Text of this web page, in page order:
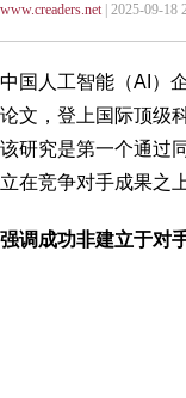
www.creaders.net| 2025-09-18
中国人工智能（AI）
论文，登上国际顶级
该研究是第一个通过
立在竞争对手成果之上
强调成功非建立于对